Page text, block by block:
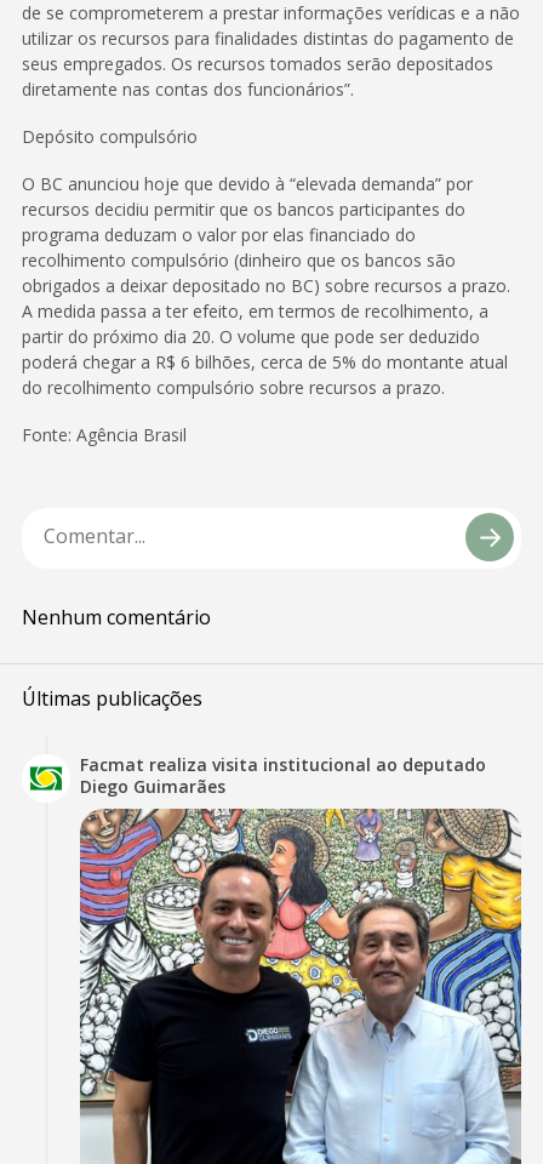
de se comprometerem a prestar informações verídicas e a não
utilizar os recursos para finalidades distintas do pagamento de
seus empregados. Os recursos tomados serão depositados
diretamente nas contas dos funcionários”.
Depósito compulsório
O BC anunciou hoje que devido à “elevada demanda” por
recursos decidiu permitir que os bancos participantes do
programa deduzam o valor por elas financiado do
recolhimento compulsório (dinheiro que os bancos são
obrigados a deixar depositado no BC) sobre recursos a prazo.
A medida passa a ter efeito, em termos de recolhimento, a
partir do próximo dia 20. O volume que pode ser deduzido
poderá chegar a R$ 6 bilhões, cerca de 5% do montante atual
do recolhimento compulsório sobre recursos a prazo.
Fonte: Agência Brasil
Nenhum comentário
Últimas publicações
Facmat realiza visita institucional ao deputado
Diego Guimarães